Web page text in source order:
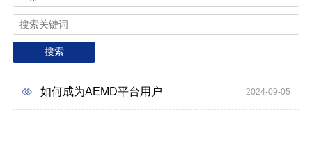
搜索
如何成为AEMD平台用户 2024-09-05